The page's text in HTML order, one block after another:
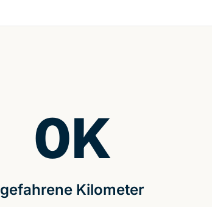
gefahrene Kilometer
0K